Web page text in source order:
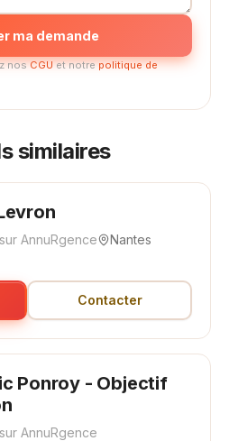
ma demande
nosCGUet notrepolitique de
similaires
AnnuRgence Nantes
Contacter
Ponroy - Objectif
AnnuRgence